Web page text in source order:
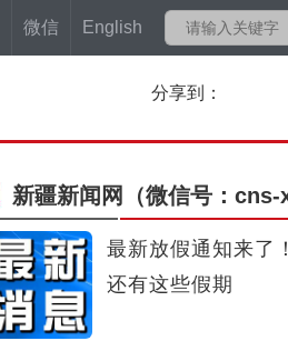
微信 English
分享到：
新疆新闻网 （微信号：cns-
最新放假通知来了
还有这些假期